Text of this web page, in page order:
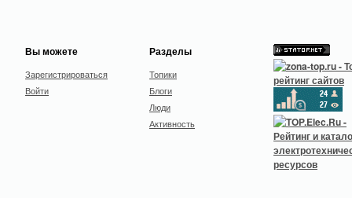
Вы можете
Зарегистрироваться
Войти
Разделы
Топики
Блоги
Люди
Активность